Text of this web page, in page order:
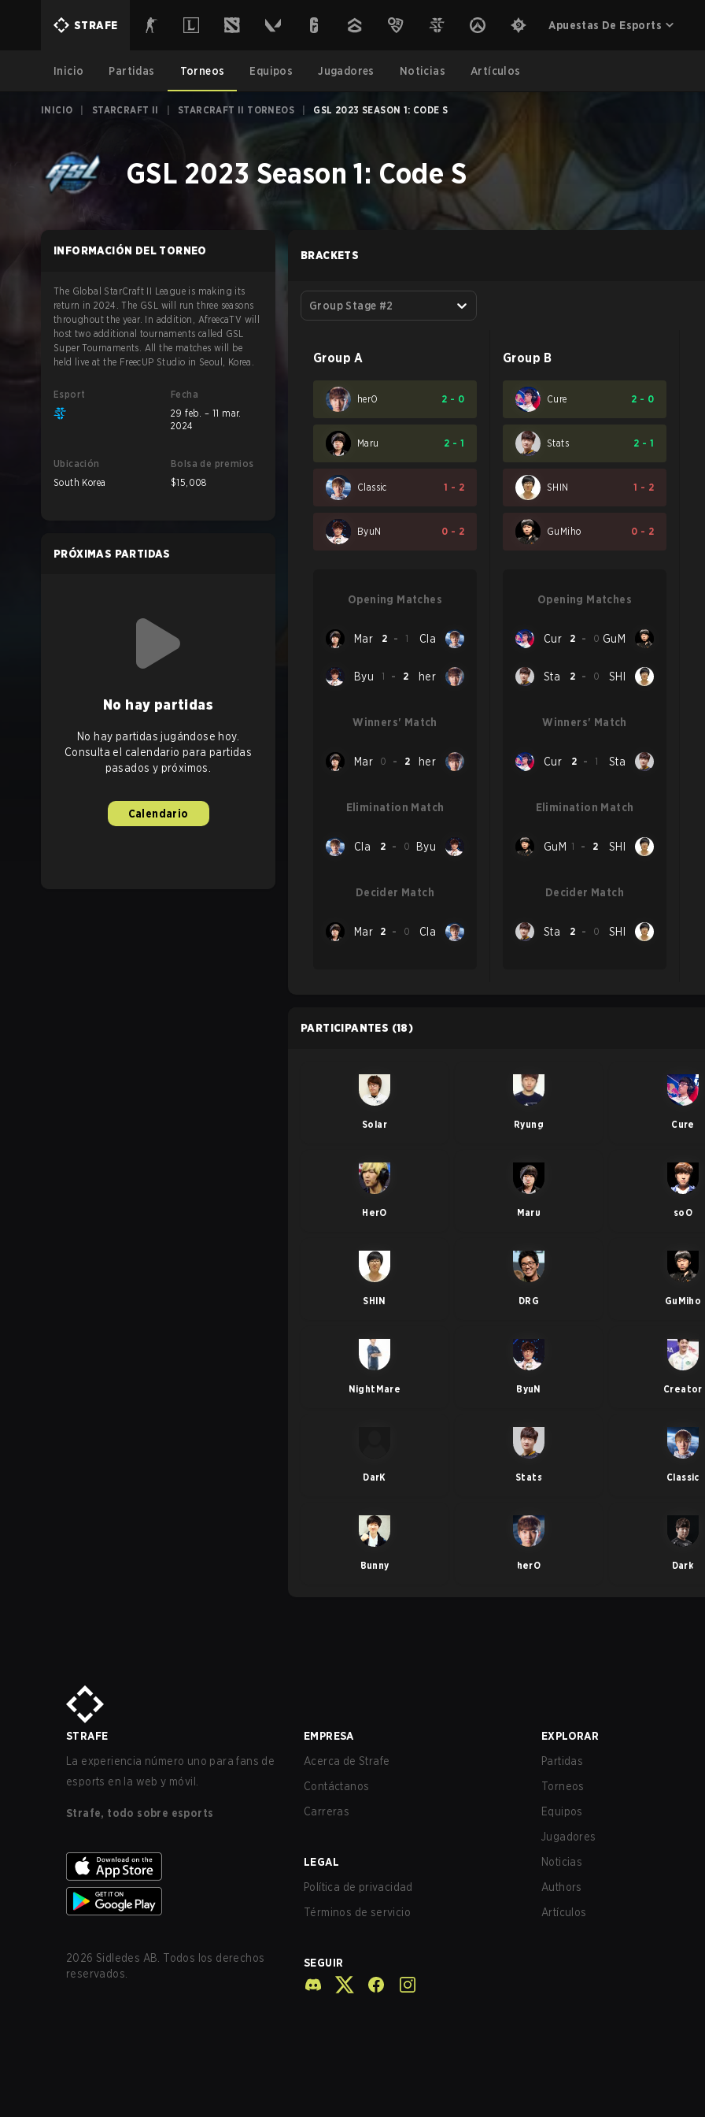
STRAFE Apuestas De Esports
Inicio Partidas Torneos Equipos Jugadores Noticias Artículos
INICIO STARCRAFT II STARCRAFT II TORNEOS GSL 2023 SEASON 1: CODE S
GSL 2023 Season 1: Code S
INFORMACIÓN DEL TORNEO
The Global StarCraft II League is making its
return in 2024. The GSL will run three seasons
throughout the year. In addition, AfreecaTV will
host two additional tournaments called GSL
Super Tournaments. All the matches will be
held live at the FreecUP Studio in Seoul, Korea.
Esport
Fecha
29 feb. – 11 mar.
2024
Ubicación
South Korea
Bolsa de premios
$15,008
PRÓXIMAS PARTIDAS
No hay partidas
No hay partidas jugándose hoy.
Consulta el calendario para partidas
pasados y próximos.
Calendario
BRACKETS
Group Stage #2
Group A
herO 2 - 0
Maru 2 - 1
Classic 1 - 2
ByuN 0 - 2
Opening Matches
Mar 2 - 1 Cla
Byu 1 - 2 her
Winners' Match
Mar 0 - 2 her
Elimination Match
Cla 2 - 0 Byu
Decider Match
Mar 2 - 0 Cla
Group B
Cure 2 - 0
Stats 2 - 1
SHIN 1 - 2
GuMiho 0 - 2
Opening Matches
Cur 2 - 0 GuM
Sta 2 - 0 SHI
Winners' Match
Cur 2 - 1 Sta
Elimination Match
GuM 1 - 2 SHI
Decider Match
Sta 2 - 0 SHI
PARTICIPANTES (18)
Solar Ryung Cure
HerO Maru soO
SHIN DRG GuMiho
NightMare ByuN Creator
DarK Stats Classic
Bunny herO Dark
STRAFE
La experiencia número uno para fans de
esports en la web y móvil.
Strafe, todo sobre esports
2026 Sidledes AB. Todos los derechos
reservados.
EMPRESA
Acerca de Strafe
Contáctanos
Carreras
LEGAL
Política de privacidad
Términos de servicio
SEGUIR
EXPLORAR
Partidas
Torneos
Equipos
Jugadores
Noticias
Authors
Artículos